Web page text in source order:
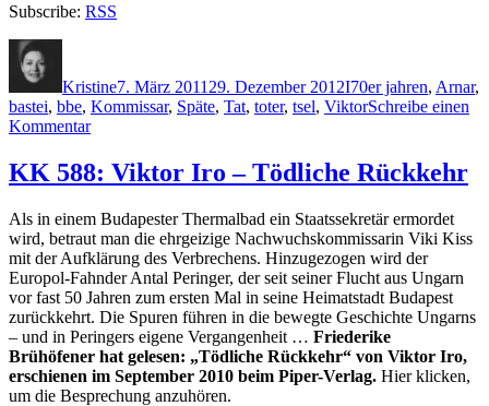
Subscribe: RSS
Kristine7. März 2011 29. Dezember 2012I70er jahren, Arnar,
bastei, bbe, Kommissar, Späte, Tat, toter, tsel, ViktorSchreibe einen
Kommentarzu
640:
Viktor
Ingólfsson
–
Späte
Sühne
KK 588: Viktor Iro – Tödliche Rückkehr
Als in einem Budapester Thermalbad ein Staatssekretär ermordet
wird, betraut man die ehrgeizige Nachwuchskommissarin Viki Kiss
mit der Aufklärung des Verbrechens. Hinzugezogen wird der
Europol-Fahnder Antal Peringer, der seit seiner Flucht aus Ungarn
vor fast 50 Jahren zum ersten Mal in seine Heimatstadt Budapest
zurückkehrt. Die Spuren führen in die bewegte Geschichte Ungarns
– und in Peringers eigene Vergangenheit … Friederike
Brühöfener hat gelesen: „Tödliche Rückkehr“ von Viktor Iro,
erschienen im September 2010 beim Piper-Verlag. Hier klicken,
um die Besprechung anzuhören.